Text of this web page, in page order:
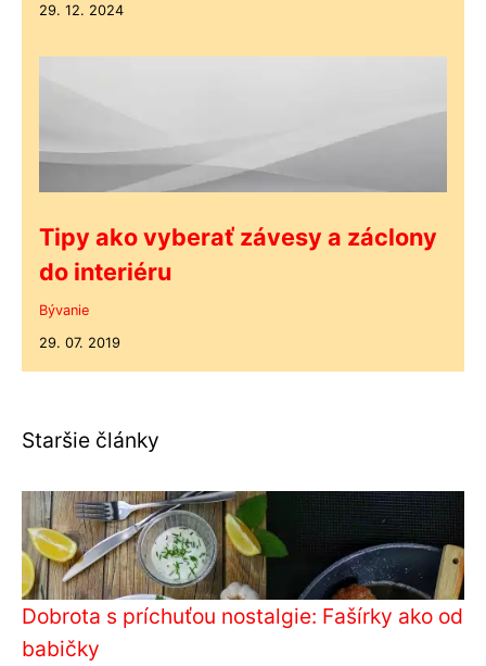
29. 12. 2024
Tipy ako vyberať závesy a záclony
do interiéru
Bývanie
29. 07. 2019
Staršie články
Dobrota s príchuťou nostalgie: Fašírky ako od
babičky